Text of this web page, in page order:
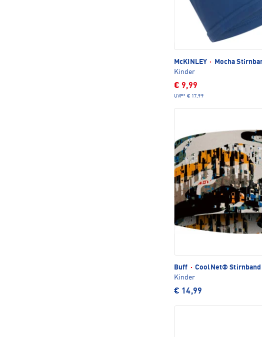
McKINLEY ·
Mocha
Kinder
€ 9,99
UVP* € 17,99
Buff · CoolNet® Stirnband
Kinder
€ 14,99